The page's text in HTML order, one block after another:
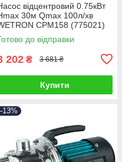
відцентровий 0.75кВт
30м Qmax 100л/хв
CPM158 (775021)
до відправки
202 ₴ 3 681 ₴
Купити